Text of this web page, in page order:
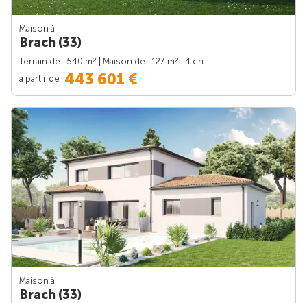
Maison à
Brach (33)
Terrain de : 540 m2 | Maison de : 127 m2
| 4 ch.
à partir de 443 601 €
Maison à
Brach (33)